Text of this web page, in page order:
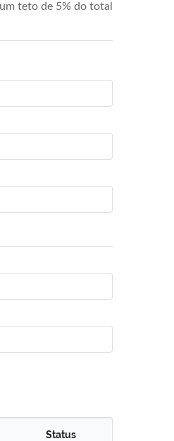
teto de 5% do total
Status